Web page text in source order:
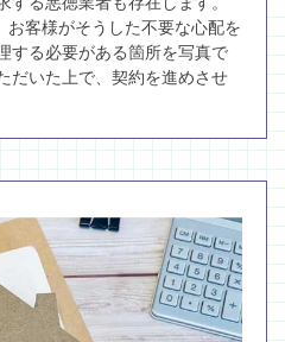
客様がそうした不要な心配を
する必要がある箇所を写真で
だいた上で、契約を進めさせ